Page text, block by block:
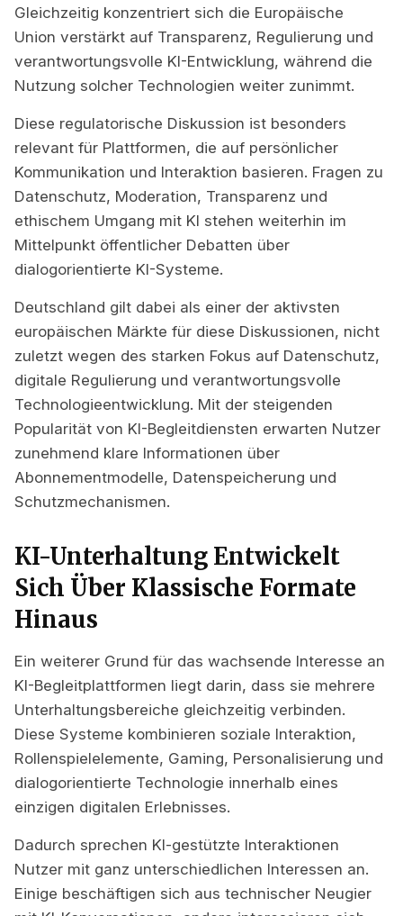
Gleichzeitig konzentriert sich die Europäische
Union verstärkt auf Transparenz, Regulierung und
verantwortungsvolle KI-Entwicklung, während die
Nutzung solcher Technologien weiter zunimmt.
Diese regulatorische Diskussion ist besonders
relevant für Plattformen, die auf persönlicher
Kommunikation und Interaktion basieren. Fragen zu
Datenschutz, Moderation, Transparenz und
ethischem Umgang mit KI stehen weiterhin im
Mittelpunkt öffentlicher Debatten über
dialogorientierte KI-Systeme.
Deutschland gilt dabei als einer der aktivsten
europäischen Märkte für diese Diskussionen, nicht
zuletzt wegen des starken Fokus auf Datenschutz,
digitale Regulierung und verantwortungsvolle
Technologieentwicklung. Mit der steigenden
Popularität von KI-Begleitdiensten erwarten Nutzer
zunehmend klare Informationen über
Abonnementmodelle, Datenspeicherung und
Schutzmechanismen.
KI-Unterhaltung Entwickelt
Sich Über Klassische Formate
Hinaus
Ein weiterer Grund für das wachsende Interesse an
KI-Begleitplattformen liegt darin, dass sie mehrere
Unterhaltungsbereiche gleichzeitig verbinden.
Diese Systeme kombinieren soziale Interaktion,
Rollenspielelemente, Gaming, Personalisierung und
dialogorientierte Technologie innerhalb eines
einzigen digitalen Erlebnisses.
Dadurch sprechen KI-gestützte Interaktionen
Nutzer mit ganz unterschiedlichen Interessen an.
Einige beschäftigen sich aus technischer Neugier